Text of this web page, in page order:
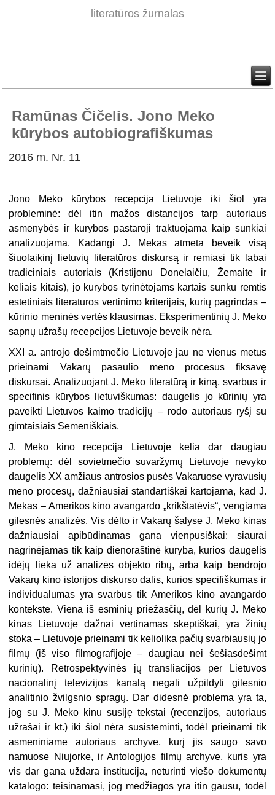
literatūros žurnalas
Ramūnas Čičelis. Jono Meko
kūrybos autobiografiškumas
2016 m. Nr. 11
Jono Meko kūrybos recepcija Lietuvoje iki šiol yra
probleminė: dėl itin mažos distancijos tarp autoriaus
asmenybės ir kūrybos pastaroji traktuojama kaip sunkiai
analizuojama. Kadangi J. Mekas atmeta beveik visą
šiuolaikinį lietuvių literatūros diskursą ir remiasi tik labai
tradiciniais autoriais (Kristijonu Donelaičiu, Žemaite ir
keliais kitais), jo kūrybos tyrinėtojams kartais sunku remtis
estetiniais literatūros vertinimo kriterijais, kurių pagrindas –
kūrinio meninės vertės klausimas. Eksperimentinių J. Meko
sapnų užrašų recepcijos Lietuvoje beveik nėra.
XXI a. antrojo dešimtmečio Lietuvoje jau ne vienus metus
prieinami Vakarų pasaulio meno procesus fiksavę
diskursai. Analizuojant J. Meko literatūrą ir kiną, svarbus ir
specifinis kūrybos lietuviškumas: daugelis jo kūrinių yra
paveikti Lietuvos kaimo tradicijų – rodo autoriaus ryšį su
gimtaisiais Semeniškiais.
J. Meko kino recepcija Lietuvoje kelia dar daugiau
problemų: dėl sovietmečio suvaržymų Lietuvoje nevyko
daugelis XX amžiaus antrosios pusės Vakaruose vyravusių
meno procesų, dažniausiai standartiškai kartojama, kad J.
Mekas – Amerikos kino avangardo „krikštatėvis“, vengiama
gilesnės analizės. Vis dėlto ir Vakarų šalyse J. Meko kinas
dažniausiai apibūdinamas gana vienpusiškai: siaurai
nagrinėjamas tik kaip dienoraštinė kūryba, kurios daugelis
idėjų lieka už analizės objekto ribų, arba kaip bendrojo
Vakarų kino istorijos diskurso dalis, kurios specifiškumas ir
individualumas yra svarbus tik Amerikos kino avangardo
kontekste. Viena iš esminių priežasčių, dėl kurių J. Meko
kinas Lietuvoje dažnai vertinamas skeptiškai, yra žinių
stoka – Lietuvoje prieinami tik keliolika pačių svarbiausių jo
filmų (iš viso filmografijoje – daugiau nei šešiasdešimt
kūrinių). Retrospektyvinės jų transliacijos per Lietuvos
nacionalinį televizijos kanalą negali užpildyti gilesnio
analitinio žvilgsnio spragų. Dar didesnė problema yra ta,
jog su J. Meko kinu susiję tekstai (recenzijos, autoriaus
užrašai ir kt.) iki šiol nėra susisteminti, todėl prieinami tik
asmeniniame autoriaus archyve, kurį jis saugo savo
namuose Niujorke, ir Antologijos filmų archyve, kuris yra
vis dar gana uždara institucija, neturinti viešo dokumentų
katalogo: teisinamasi, jog medžiagos yra itin gausu, todėl